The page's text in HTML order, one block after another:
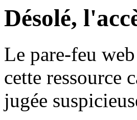
Désolé,
Le pare-feu
cette ressource
jugée